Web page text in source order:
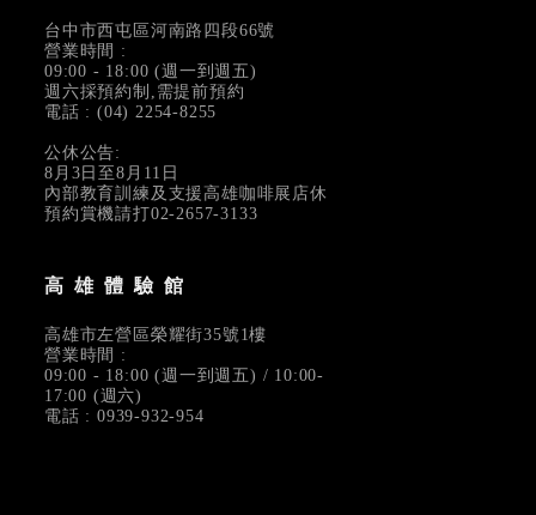
台中市西屯區河南路四段66號
營業時間 :
09:00 - 18:00 (週一到週五)
週六採預約制,需提前預約
電話 : (04) 2254-8255
公休公告:
8月3日至8月11日
內部教育訓練及支援高雄咖啡展店休
預約賞機請打02-2657-3133
高雄體驗館
高雄市左營區榮耀街35號1樓
營業時間 :
09:00 - 18:00 (週一到週五) / 10:00-
17:00 (週六)
電話 : 0939-932-954